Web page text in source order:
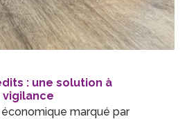
: une solution à
vigilance
marqué par